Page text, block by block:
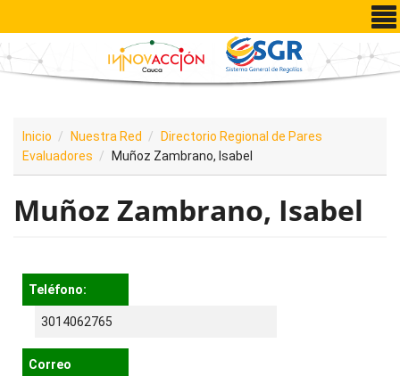
Pasar al contenido principal
Inicio Nuestra Red
Directorio Regional de Pares
Evaluadores
Muñoz Zambrano, Isabel
Muñoz Zambrano, Isabel
Teléfono:
3014062765
Correo